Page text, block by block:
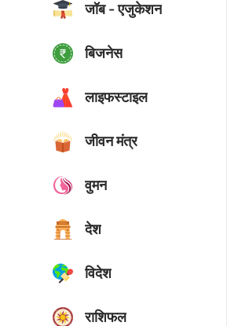
जॉब - एजुकेशन
बिजनेस
लाइफस्टाइल
जीवन मंत्र
वुमन
देश
विदेश
राशिफल